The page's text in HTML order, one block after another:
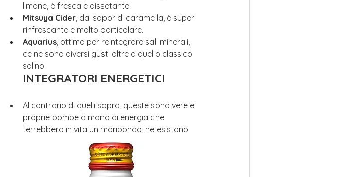
limone, è fresca e dissetante.
Mitsuya Cider, dal sapor di caramella, è super
rinfrescante e molto particolare.
Aquarius, ottima per reintegrare sali minerali,
ce ne sono diversi gusti oltre a quello classico
salino.
INTEGRATORI ENERGETICI
Al contrario di quelli sopra, queste sono vere e
proprie bombe a mano di energia che
terrebbero in vita un moribondo, ne esistono